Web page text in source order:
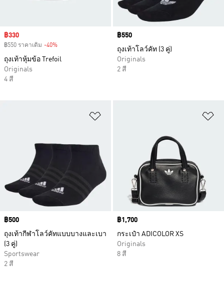
Sale price
฿330
฿550 ราคาเดิม -40%
ถุงเท้าหุ้มข้อ Trefoil
Originals
4 สี
Price
฿550
ถุงเท้าโลว์คัท (3 คู่)
Originals
2 สี
Price
฿500
ถุงเท้ากีฬาโลว์คัทแบบบางและเบา
(3 คู่)
Sportswear
2 สี
Price
฿1,700
กระเป๋า ADICOLOR XS
Originals
8 สี